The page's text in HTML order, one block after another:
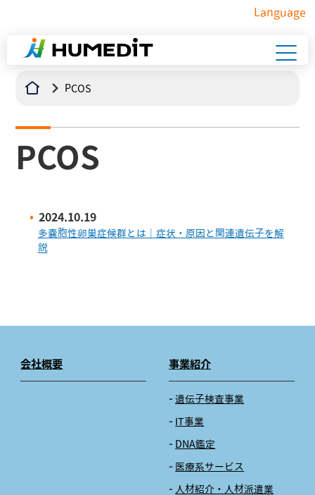
Language
PCOS
PCOS
2024.10.19
多嚢胞性卵巣症候群とは｜症状・原因と関連遺伝子を解
説
会社概要 事業紹介
遺伝子検査事業
IT事業
DNA鑑定
医療系サービス
人材紹介・人材派遣業